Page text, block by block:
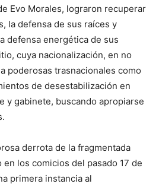
Evo Morales, lograron recuperar
la defensa de sus raíces y
defensa energética de sus
cuya nacionalización, en no
poderosas trasnacionales como
de desestabilización en
y gabinete, buscando apropiarse
derrota de la fragmentada
los comicios del pasado 17 de
primera instancia al